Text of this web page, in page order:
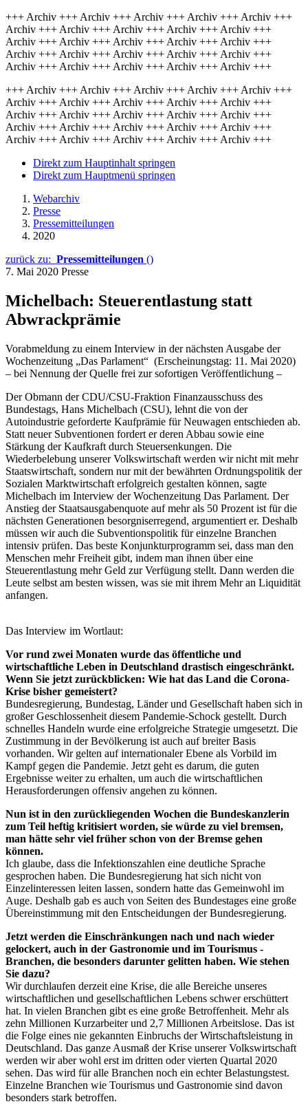
+++ Archiv +++ Archiv +++ Archiv +++ Archiv +++ Archiv +++
Archiv +++ Archiv +++ Archiv +++ Archiv +++ Archiv +++
Archiv +++ Archiv +++ Archiv +++ Archiv +++ Archiv +++
Archiv +++ Archiv +++ Archiv +++ Archiv +++ Archiv +++
Archiv +++ Archiv +++ Archiv +++ Archiv +++ Archiv +++
+++ Archiv +++ Archiv +++ Archiv +++ Archiv +++ Archiv +++
Archiv +++ Archiv +++ Archiv +++ Archiv +++ Archiv +++
Archiv +++ Archiv +++ Archiv +++ Archiv +++ Archiv +++
Archiv +++ Archiv +++ Archiv +++ Archiv +++ Archiv +++
Archiv +++ Archiv +++ Archiv +++ Archiv +++ Archiv +++
Direkt zum Hauptinhalt springen
Direkt zum Hauptmenü springen
Webarchiv
Presse
Pressemitteilungen
2020
zurück zu: Pressemitteilungen ()
7. Mai 2020 Presse
Michelbach: Steuerentlastung statt
Abwrackprämie
Vorabmeldung zu einem Interview in der nächsten Ausgabe der
Wochenzeitung „Das Parlament“ (Erscheinungstag: 11. Mai 2020)
– bei Nennung der Quelle frei zur sofortigen Veröffentlichung –
Der Obmann der CDU/CSU-Fraktion Finanzausschuss des
Bundestags, Hans Michelbach (CSU), lehnt die von der
Autoindustrie geforderte Kaufprämie für Neuwagen entschieden ab.
Statt neuer Subventionen fordert er deren Abbau sowie eine
Stärkung der Kaufkraft durch Steuersenkungen. Die
Wiederbelebung unserer Volkswirtschaft werden wir nicht mit mehr
Staatswirtschaft, sondern nur mit der bewährten Ordnungspolitik der
Sozialen Marktwirtschaft erfolgreich gestalten können, sagte
Michelbach im Interview der Wochenzeitung Das Parlament. Der
Anstieg der Staatsausgabenquote auf mehr als 50 Prozent ist für die
nächsten Generationen besorgniserregend, argumentiert er. Deshalb
müssen wir auch die Subventionspolitik für einzelne Branchen
intensiv prüfen. Das beste Konjunkturprogramm sei, dass man den
Menschen mehr Freiheit gibt, indem man ihnen über eine
Steuerentlastung mehr Geld zur Verfügung stellt. Dann werden die
Leute selbst am besten wissen, was sie mit ihrem Mehr an Liquidität
anfangen.
Das Interview im Wortlaut:
Vor rund zwei Monaten wurde das öffentliche und
wirtschaftliche Leben in Deutschland drastisch eingeschränkt.
Wenn Sie jetzt zurückblicken: Wie hat das Land die Corona-
Krise bisher gemeistert?
Bundesregierung, Bundestag, Länder und Gesellschaft haben sich in
großer Geschlossenheit diesem Pandemie-Schock gestellt. Durch
schnelles Handeln wurde eine erfolgreiche Strategie umgesetzt. Die
Zustimmung in der Bevölkerung ist auch auf breiter Basis
vorhanden. Wir gelten auf internationaler Ebene als Vorbild im
Kampf gegen die Pandemie. Jetzt geht es darum, die guten
Ergebnisse weiter zu erhalten, um auch die wirtschaftlichen
Herausforderungen offensiv angehen zu können.
Nun ist in den zurückliegenden Wochen die Bundeskanzlerin
zum Teil heftig kritisiert worden, sie würde zu viel bremsen,
man hätte sehr viel früher schon von der Bremse gehen
können.
Ich glaube, dass die Infektionszahlen eine deutliche Sprache
gesprochen haben. Die Bundesregierung hat sich nicht von
Einzelinteressen leiten lassen, sondern hatte das Gemeinwohl im
Auge. Deshalb gab es auch von Seiten des Bundestages eine große
Übereinstimmung mit den Entscheidungen der Bundesregierung.
Jetzt werden die Einschränkungen nach und nach wieder
gelockert, auch in der Gastronomie und im Tourismus -
Branchen, die besonders darunter gelitten haben. Wie stehen
Sie dazu?
Wir durchlaufen derzeit eine Krise, die alle Bereiche unseres
wirtschaftlichen und gesellschaftlichen Lebens schwer erschüttert
hat. In vielen Branchen gibt es eine große Betroffenheit. Mehr als
zehn Millionen Kurzarbeiter und 2,7 Millionen Arbeitslose. Das ist
die Folge eines nie gekannten Einbruchs der Wirtschaftsleistung in
Deutschland. Das ganze Ausmaß der Krise unserer Volkswirtschaft
werden wir aber wohl erst im dritten oder vierten Quartal 2020
sehen. Das wird für alle Branchen noch ein echter Belastungstest.
Einzelne Branchen wie Tourismus und Gastronomie sind davon
besonders stark betroffen.